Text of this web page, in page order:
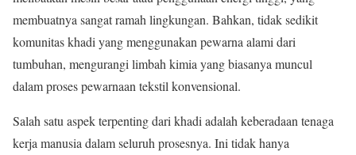
membuatnya sangat ramah lingkungan. Bahkan, tidak sedikit
komunitas khadi yang menggunakan pewarna alami dari
tumbuhan, mengurangi limbah kimia yang biasanya muncul
dalam proses pewarnaan tekstil konvensional.
Salah satu aspek terpenting dari khadi adalah keberadaan tenaga
kerja manusia dalam seluruh prosesnya. Ini tidak hanya